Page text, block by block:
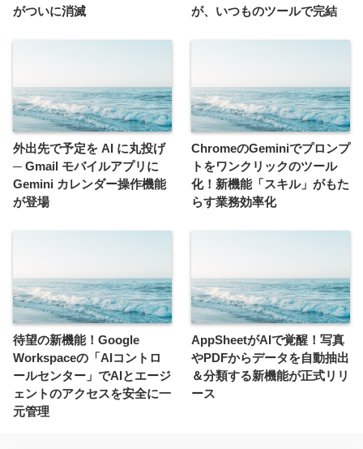
がついに消滅
が、いつものツールで完結
外出先で予定を AI に丸投げ
─ Gmail モバイルアプリに
Gemini カレンダー操作機能
が登場
ChromeのGeminiでプロンプ
トをワンクリックのツール
化！新機能「スキル」がもた
らす業務効率化
待望の新機能！Google
Workspaceの「AIコントロ
ールセンター」でAIとエージ
ェントのアクセスを安全に一
元管理
AppSheetがAIで覚醒！写真
やPDFからデータを自動抽出
＆分類する新機能が正式リリ
ース